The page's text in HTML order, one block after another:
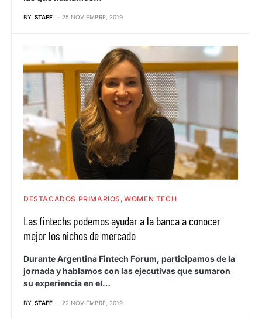
BY STAFF 25 NOVIEMBRE, 2019
DESTACADOS PRIMARIOS WOMEN TECH
Las fintechs podemos ayudar a la banca a conocer
mejor los nichos de mercado
Durante Argentina Fintech Forum, participamos de la
jornada y hablamos con las ejecutivas que sumaron
su experiencia en el…
BY STAFF 22 NOVIEMBRE, 2019